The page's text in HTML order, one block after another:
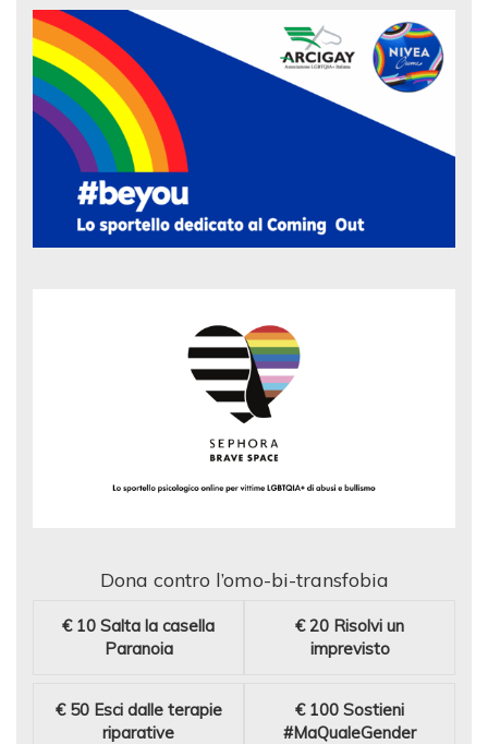
Dona contro l’omo-bi-transfobia
€ 10 Salta la casella
Paranoia
€ 20 Risolvi un
imprevisto
€ 50 Esci dalle terapie
riparative
€ 100 Sostieni
#MaQualeGender